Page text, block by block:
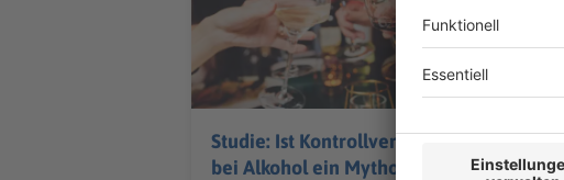
Studie: Ist Kontrollverlust
bei Alkohol ein Mythos?